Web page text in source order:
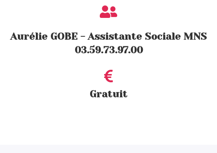
Aurélie GOBE - Assistante Sociale MNS
03.59.73.97.00
Gratuit